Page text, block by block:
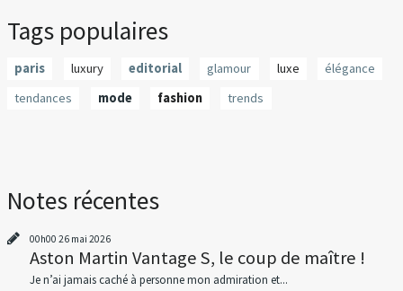
Tags populaires
paris luxury editorial glamour luxe
élégance
tendances
mode fashion trends
Notes récentes
00h00 26 mai 2026
Aston Martin Vantage S, le coup de maître !
Je n’ai jamais caché à personne mon admiration et...